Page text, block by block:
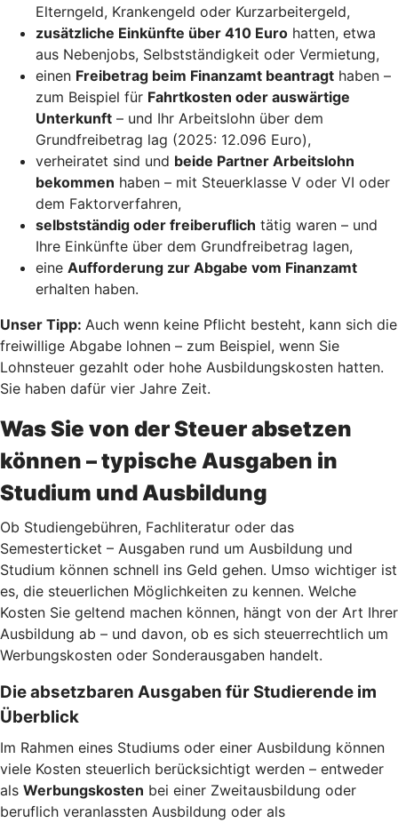
Elterngeld, Krankengeld oder Kurzarbeitergeld,
zusätzliche Einkünfte über 410 Euro hatten, etwa
aus Nebenjobs, Selbstständigkeit oder Vermietung,
einen Freibetrag beim Finanzamt beantragt haben –
zum Beispiel für Fahrtkosten oder auswärtige
Unterkunft – und Ihr Arbeitslohn über dem
Grundfreibetrag lag (2025: 12.096 Euro),
verheiratet sind und beide Partner Arbeitslohn
bekommen haben – mit Steuerklasse V oder VI oder
dem Faktorverfahren,
selbstständig oder freiberuflich tätig waren – und
Ihre Einkünfte über dem Grundfreibetrag lagen,
eine Aufforderung zur Abgabe vom Finanzamt
erhalten haben.
Unser Tipp: Auch wenn keine Pflicht besteht, kann sich die
freiwillige Abgabe lohnen – zum Beispiel, wenn Sie
Lohnsteuer gezahlt oder hohe Ausbildungskosten hatten.
Sie haben dafür vier Jahre Zeit.
Was Sie von der Steuer absetzen
können – typische Ausgaben in
Studium und Ausbildung
Ob Studiengebühren, Fachliteratur oder das
Semesterticket – Ausgaben rund um Ausbildung und
Studium können schnell ins Geld gehen. Umso wichtiger ist
es, die steuerlichen Möglichkeiten zu kennen. Welche
Kosten Sie geltend machen können, hängt von der Art Ihrer
Ausbildung ab – und davon, ob es sich steuerrechtlich um
Werbungskosten oder Sonderausgaben handelt.
Die absetzbaren Ausgaben für Studierende im
Überblick
Im Rahmen eines Studiums oder einer Ausbildung können
viele Kosten steuerlich berücksichtigt werden – entweder
als Werbungskosten bei einer Zweitausbildung oder
beruflich veranlassten Ausbildung oder als